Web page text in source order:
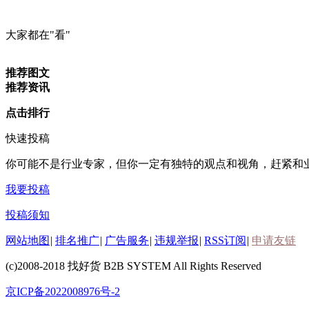
大家都在"看"
推荐图文
推荐资讯
点击排行
快速投稿
你可能不是行业专家，但你一定有独特的观点和视角 ，赶紧和
我要投稿
投稿须知
网站地图 | 排名推广| 广告服务| 违规举报| RSS订阅 | 申请友链
(c)2008-2018 找好货 B2B SYSTEM All Rights Reserved
京ICP备2022008976号-2